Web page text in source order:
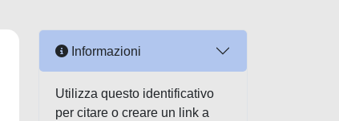
Informazioni
Utilizza questo identificativo
per citare o creare un link a